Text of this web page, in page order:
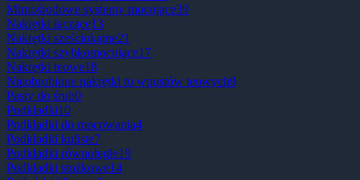
Mimośrodowe systemy mocujące39
Nakrętki łączące13
Nakrętki sześciokątne21
Nakrętki szybkomocujące17
Nakrętki teowe18
Nieobrobione nakrętki to wpustów teowych9
Pasty do śrub0
Podkładki10
Podkładki do mocowania4
Podkładki kuliste7
Podkładki równoległe19
Podkładki stożkowe14